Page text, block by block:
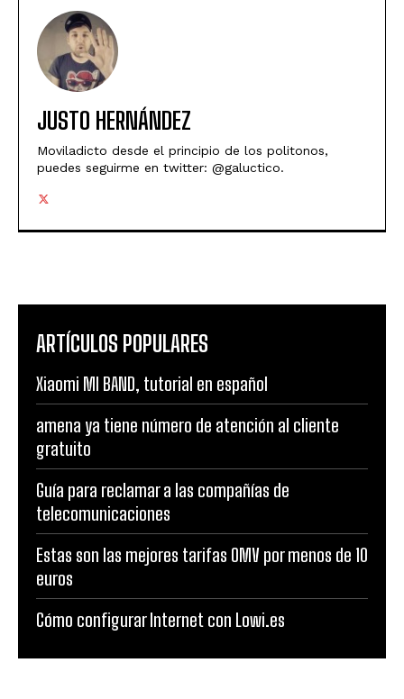
JUSTO HERNÁNDEZ
Moviladicto desde el principio de los politonos,
puedes seguirme en twitter: @galuctico.
ARTÍCULOS POPULARES
Xiaomi MI BAND, tutorial en español
amena ya tiene número de atención al cliente
gratuito
Guía para reclamar a las compañías de
telecomunicaciones
Estas son las mejores tarifas OMV por menos de 10
euros
Cómo configurar Internet con Lowi.es